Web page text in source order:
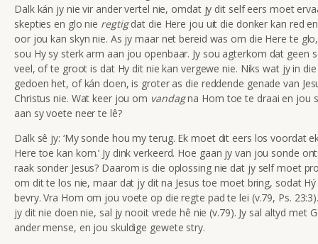
Dalk kán jy nie vir ander vertel nie, omdat jy dit self eers moet
skepties en glo nie regtigdat die Here jou uit die donker kan red
oor jou kan skyn nie. As jy maar net bereid was om die Here te
sou Hy sy sterk arm aan jou openbaar. Jy sou agterkom dat geen
veel, of te groot is dat Hy dit nie kan vergewe nie. Niks wat jy in
gedoen het, of kán doen, is groter as die reddende genade van
Christus nie. Wat keer jou om vandagna Hom toe te draai en jou
aan sy voete neer te lê?
Dalk sê jy: ‘My sonde hou my terug. Ek moet dit eers los voordat
Here toe kan kom.’ Jy dink verkeerd. Hoe gaan jy van jou sonde
raak sonder Jesus? Daarom is die oplossing nie dat jy self moet
om dit te los nie, maar dat jy dit na Jesus toe moet bring, sodat
bevry. Vra Hom om jou voete op die regte pad te lei (v.79, Ps.
jy dit nie doen nie, sal jy nooit vrede hê nie (v.79). Jy sal altyd met
ander mense, en jou skuldige gewete stry.